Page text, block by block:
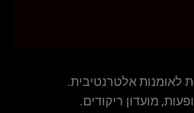
לאומנות אלטרנטיבית.
מועדון ריקודים.